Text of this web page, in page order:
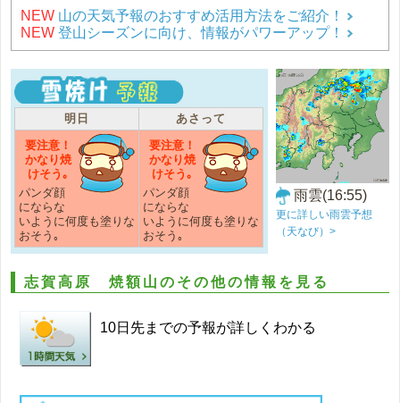
NEW 山の天気予報のおすすめ活用方法をご紹介！
NEW 登山シーズンに向け、情報がパワーアップ！
明日
あさって
要注意！
かなり焼
けそう｡
パンダ顔
にならな
いように何度も塗りな
おそう｡
要注意！
かなり焼
けそう｡
パンダ顔
にならな
いように何度も塗りな
おそう｡
雨雲(16:55)
更に詳しい雨雲予想
（天なび）>
志賀高原 焼額山のその他の情報を見る
10日先までの予報が詳しくわかる